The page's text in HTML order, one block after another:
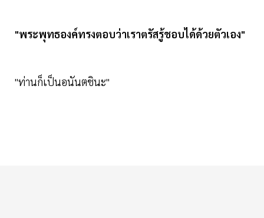
"พระพุทธองค์ทรงตอบว่าเราตรัสรู้ชอบได้ด้วยตัวเอง"
"ท่านก็เป็นอนันตชินะ"